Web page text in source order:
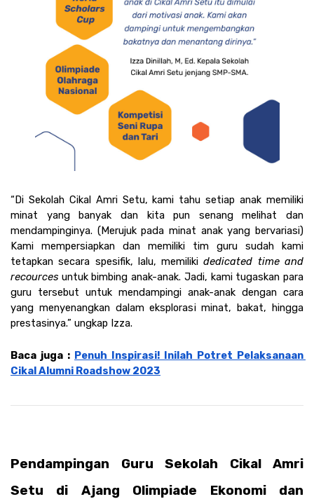
“Di Sekolah Cikal Amri Setu, kami tahu setiap anak memiliki
minat yang banyak dan kita pun senang melihat dan
mendampinginya. (Merujuk pada minat anak yang bervariasi)
Kami mempersiapkan dan memiliki tim guru sudah kami
tetapkan secara spesifik, lalu, memiliki dedicated time and
recources untuk bimbing anak-anak. Jadi, kami tugaskan para
guru tersebut untuk mendampingi anak-anak dengan cara
yang menyenangkan dalam eksplorasi minat, bakat, hingga
prestasinya.” ungkap Izza.
Baca juga : Penuh Inspirasi! Inilah Potret Pelaksanaan
Cikal Alumni Roadshow 2023
Pendampingan Guru Sekolah Cikal Amri
Setu di Ajang Olimpiade Ekonomi dan